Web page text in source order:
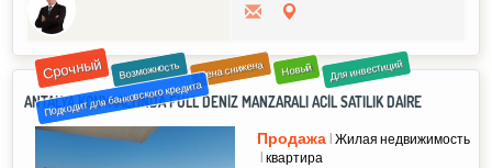
Срочный Возможность Цена снижена Новый Для инвестиций
Подходит для банковского кредита
ANTALYA KONYAALTINDA FULL DENİZ MANZARALI ACİL SATILIK DAİRE
Продажа Жилая недвижимость
квартира